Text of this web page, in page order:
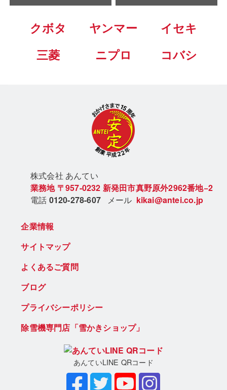
クボタ ヤンマー
イセキ
三菱
ニプロ コバシ
株式会社 あんてい
業務地 〒957-0232 新発田市真野原外2962番地−2
電話 0120-278-607 メール kikai@antei.co.jp
企業情報
サイトマップ
よくあるご質問
ブログ
プライバシーポリシー
除雪機専門店「雪かきショップ」
あんていLINE QRコード